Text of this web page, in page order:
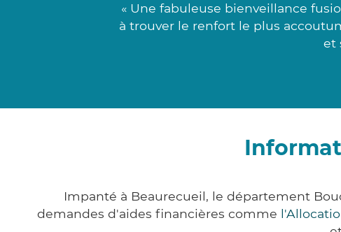
« Une fabuleuse bienveillance
à trouver le renfort le plus
et
Impanté à Beaurecueil, le département
demandes d'aides financières comme